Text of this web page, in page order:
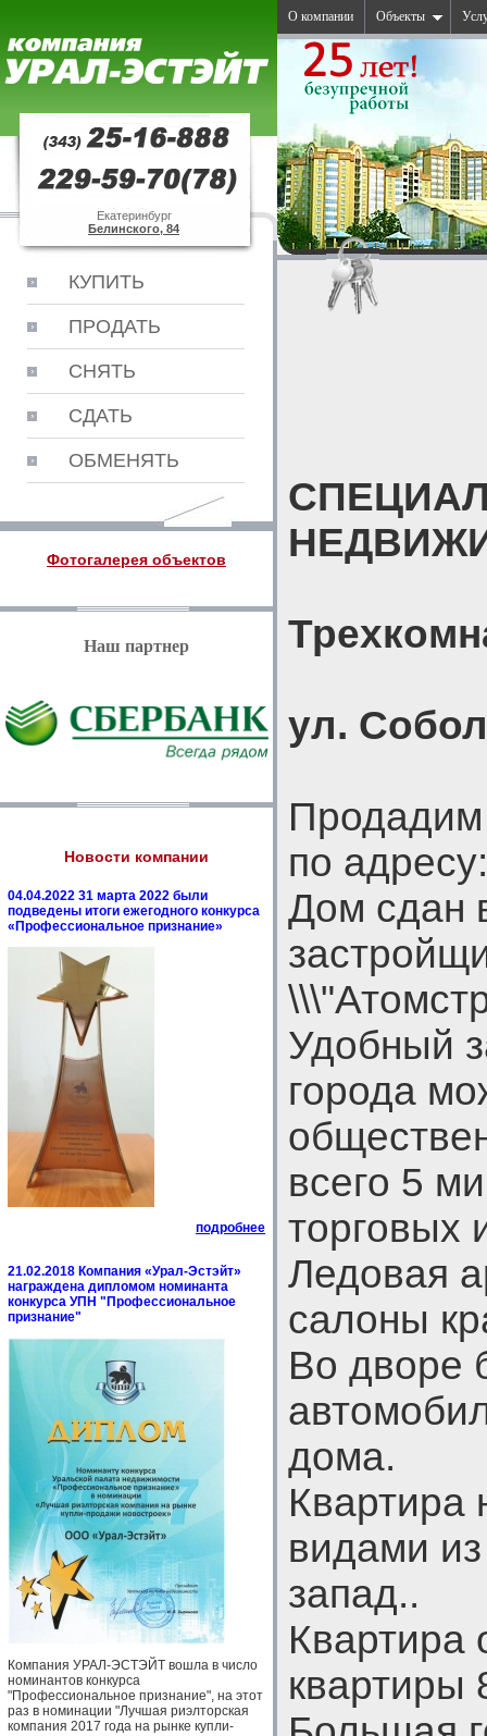
Екатеринбург
Белинского, 84
КУПИТЬ
ПРОДАТЬ
СНЯТЬ
СДАТЬ
ОБМЕНЯТЬ
Фотогалерея объектов
Наш партнер
Новости компании
04.04.2022 31 марта 2022 были
подведены итоги ежегодного конкурса
«Профессиональное признание»
подробнее
21.02.2018 Компания «Урал-Эстэйт»
награждена дипломом номинанта
конкурса УПН "Профессиональное
признание"
Компания УРАЛ-ЭСТЭЙТ вошла в число
номинантов конкурса
"Профессиональное признание", на этот
раз в номинации "Лучшая риэлторская
компания 2017 года на рынке купли-
О компании Объекты
ул.
Продадим
по
Дом сдан
Удобный
города
всего 5
торговых
Ледовая
салоны
Во дворе
дома.
Квартира
видами
запад..
Квартира
квартиры